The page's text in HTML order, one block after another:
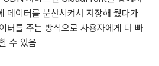
데이터를 분산시켜서 저장해 뒀다가
터를 주는 방식으로 사용자에게 더 빠
수 있음